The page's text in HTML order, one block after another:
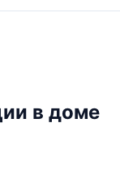
в доме